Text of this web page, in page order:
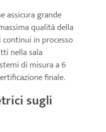
assicura grande
qualità della
in processo
nella sala
di misura a 6
finale.
sugli